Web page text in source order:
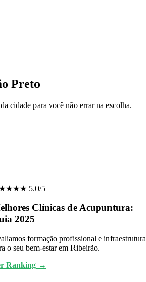
Preto
cidade para você não errar na escolha.
5.0/5
Clínicas de Acupuntura:
2025
formação profissional e infraestrutura
o seu bem-estar em Ribeirão.
Ranking →